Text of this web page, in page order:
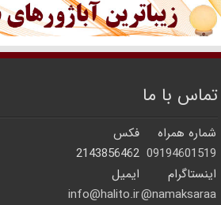
تماس با ما
شماره همراه
فکس
09194601519
2143856462
اینستاگرام
ایمیل
namaksaraa@
info@halito.ir